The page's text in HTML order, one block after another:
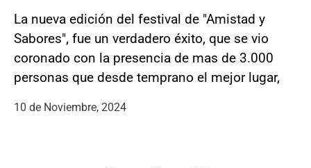
La nueva edición del festival de "Amistad y
Sabores", fue un verdadero éxito, que se vio
coronado con la presencia de mas de 3.000
personas que desde temprano el mejor lugar,
10 de Noviembre, 2024